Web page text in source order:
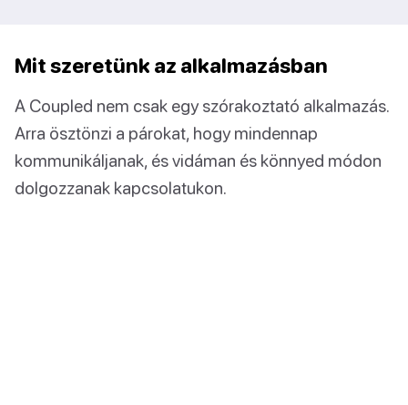
Mit szeretünk az alkalmazásban
A Coupled nem csak egy szórakoztató alkalmazás.
Arra ösztönzi a párokat, hogy mindennap
kommunikáljanak, és vidáman és könnyed módon
dolgozzanak kapcsolatukon.